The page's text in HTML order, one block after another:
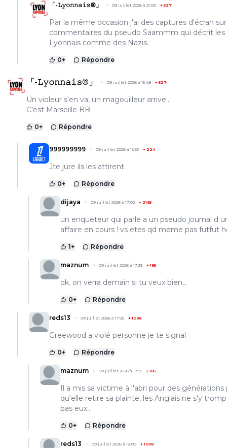
「-𝙻𝚢𝚘𝚗𝚗𝚊𝚒𝚜®」 09 juillet 2026 à 21:00 + 527
Par la même occasion j'ai des captures d'écran
commentaires du pseudo Saammm qui décrit les
Lyonnais comme des Nazis.
0+ Répondre
「-𝙻𝚢𝚘𝚗𝚗𝚊𝚒𝚜®」 09 juillet 2026 à 15:48 + 527
Un violeur s'en va, un magouilleur arrive...
C'est Marseille BB
0+ Répondre
999999999 09 juillet 2026 à 15:55 + 224
Jte jure ils les attirent
0+ Répondre
dijaya 09 juillet 2026 à 17:02 + 2165
un enqueteur qui parle a un pseudo journal d
affaire en cours ! vs etes qd meme pas futfut
1+ Répondre
maznum 09 juillet 2026 à 17:33 +185
ok. on verra demain si tu veux bien...
0+ Répondre
reds13 09 juillet 2026 à 17:25 +1098
Greewood a violé personne je te signal
0+ Répondre
maznum 09 juillet 2026 à 17:31 +185
Il a mis sa victime à l'abri pour des générations
qu'elle retire sa plainte, les Anglais ne s'y
pas eux...
0+ Répondre
reds13 09 juillet 2026 à 18:00 +1098